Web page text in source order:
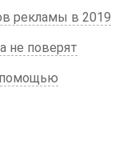
рекламы в 2019
не поверят
помощью